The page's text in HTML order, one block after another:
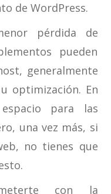
de WordPress.
pérdida de
pueden
generalmente
optimización. En
para las
una vez más, si
no tienes que
con la